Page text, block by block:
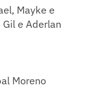
Mayke e
e Aderlan
Moreno